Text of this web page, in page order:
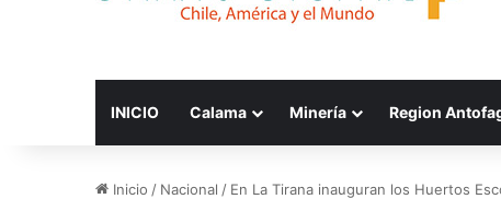
INICIO Calama Minería Region
Inicio / Nacional / En La Tirana inauguran los Huertos